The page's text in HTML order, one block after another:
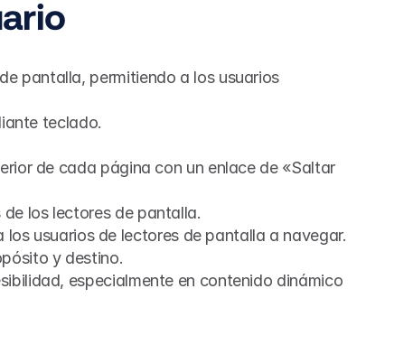
pantalla, permitiendo a los usuarios
teclado.
de cada página con un enlace de «Saltar
los lectores de pantalla.
usuarios de lectores de pantalla a navegar.
y destino.
especialmente en contenido dinámico